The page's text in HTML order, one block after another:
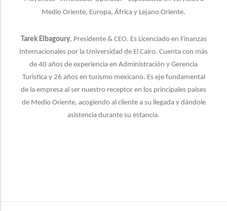
Medio Oriente, Europa, África y Lejano Oriente.
Tarek Elbagoury, Presidente & CEO. Es Licenciado en Finanzas
Internacionales por la Universidad de El Cairo. Cuenta con más
de 40 años de experiencia en Administración y Gerencia
Turística y 26 años en turismo mexicano. Es eje fundamental
de la empresa al ser nuestro receptor en los principales países
de Medio Oriente, acogiendo al cliente a su llegada y dándole
asistencia durante su estancia.